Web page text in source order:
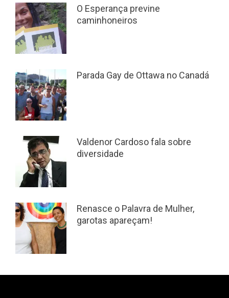
O Esperança previne
caminhoneiros
Parada Gay de Ottawa no Canadá
Valdenor Cardoso fala sobre
diversidade
Renasce o Palavra de Mulher,
garotas apareçam!